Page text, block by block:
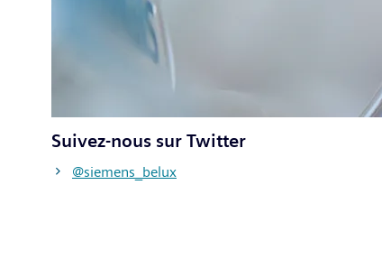
Suivez-nous sur Twitter
@siemens_belux